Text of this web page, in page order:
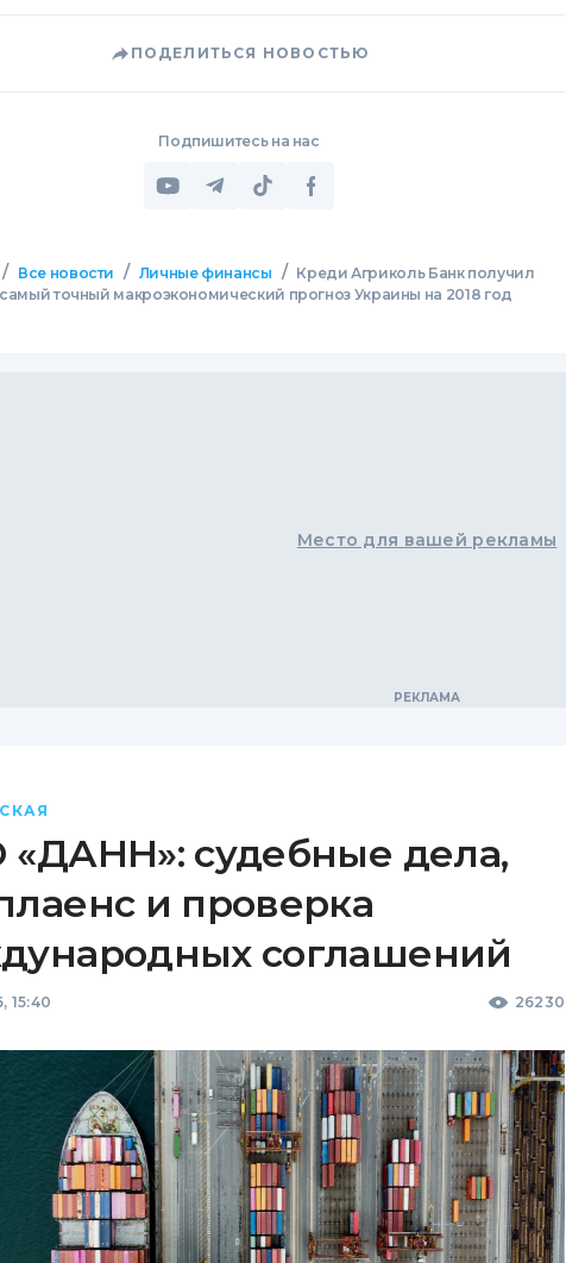
ПОДЕЛИТЬСЯ НОВОСТЬЮ
Подпишитесь на нас
/ Все новости / Личные финансы / Креди Агриколь Банк получил
самый точный макроэкономический прогноз Украины на 2018 год
Место для вашей рекламы
судебные дела,
и проверка
соглашений
15:40 26230